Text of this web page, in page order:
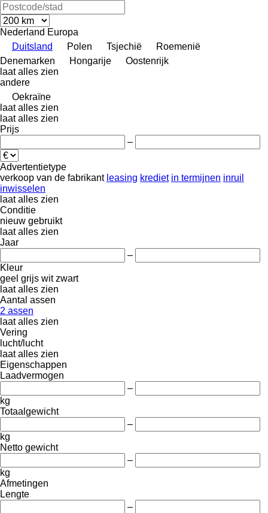
Nederland Europa
Duitsland
Polen Tsjechië
Roemenië
Denemarken
Hongarije
Oostenrijk
laat alles zien
andere
Oekraïne
laat alles zien
laat alles zien
Prijs
–
Advertentietype
verkoop van de fabrikant leasing krediet in termijnen inruil
inwisselen
laat alles zien
Conditie
nieuw gebruikt
laat alles zien
Jaar
–
Kleur
geel grijs wit zwart
laat alles zien
Aantal assen
2 assen
laat alles zien
Vering
lucht/lucht
laat alles zien
Eigenschappen
Laadvermogen
–
kg
Totaalgewicht
–
kg
Netto gewicht
–
kg
Afmetingen
Lengte
–